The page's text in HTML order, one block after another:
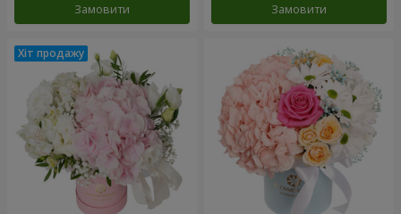
Замовити Замовити